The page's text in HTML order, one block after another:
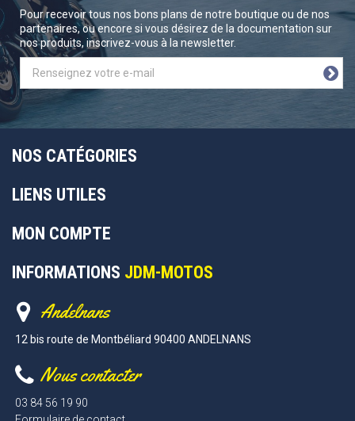
Pour recevoir tous nos bons plans de notre boutique ou de nos
partenaires, ou encore si vous désirez de la documentation sur
nos produits, inscrivez-vous à la newsletter.
NOS CATÉGORIES
LIENS UTILES
MON COMPTE
INFORMATIONS JDM-MOTOS
Andelnans
12 bis route de Montbéliard 90400 ANDELNANS
Nous contacter
03 84 56 19 90